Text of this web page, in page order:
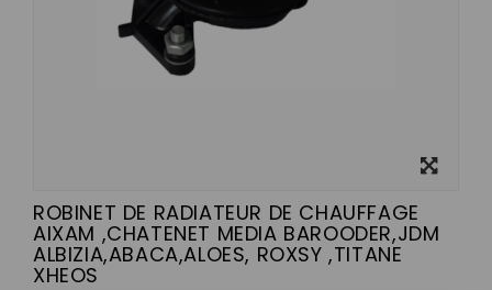
ROBINET DE RADIATEUR DE CHAUFFAGE
AIXAM ,CHATENET MEDIA BAROODER,JDM
ALBIZIA,ABACA,ALOES, ROXSY ,TITANE
XHEOS